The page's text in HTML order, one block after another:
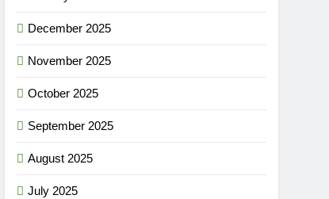
December 2025
November 2025
October 2025
September 2025
August 2025
July 2025